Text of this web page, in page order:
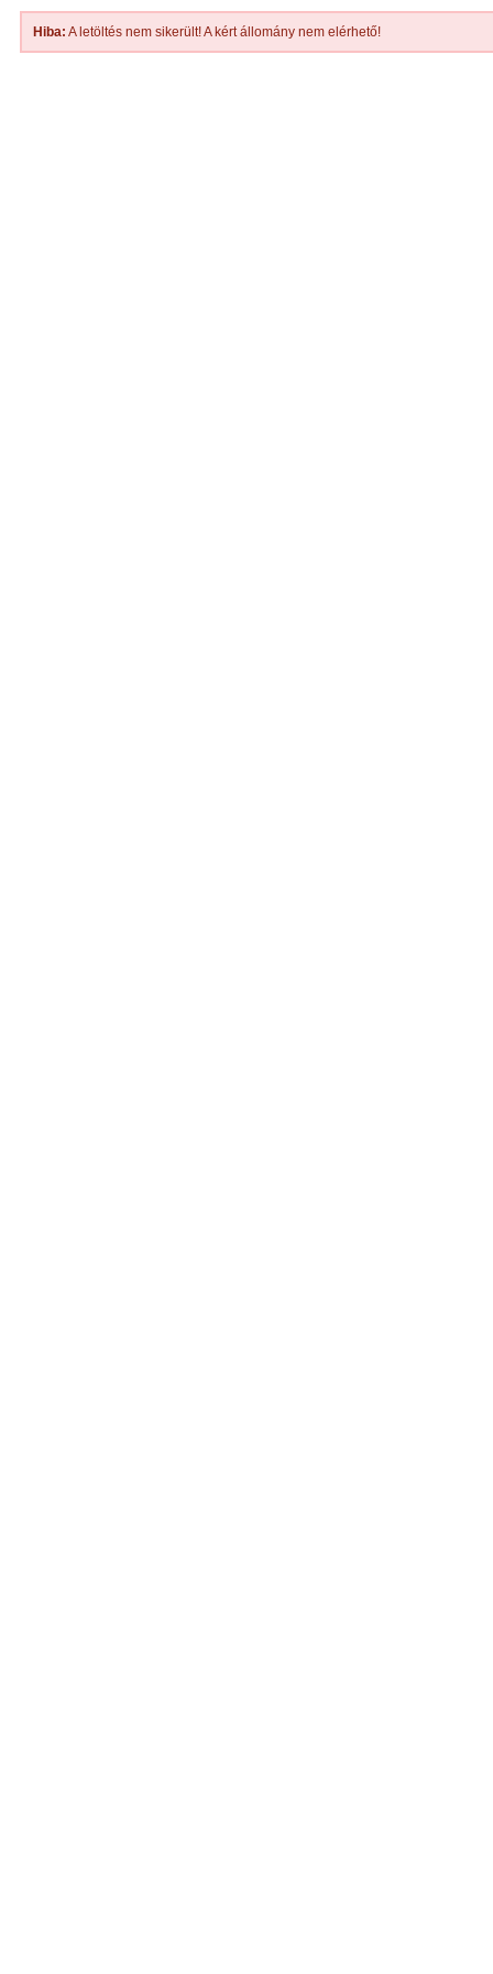
Hiba: A letöltés nem sikerült! A kért állomány nem elérhető!